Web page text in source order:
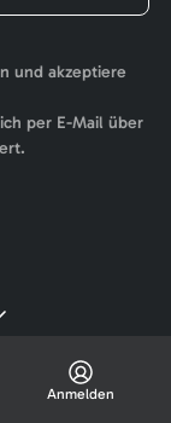
und akzeptiere
per E-Mail über
Anmelden